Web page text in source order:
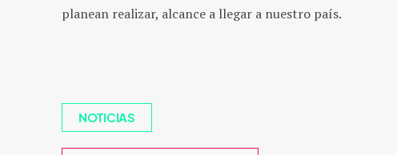
planean realizar, alcance a llegar a nuestro país.
NOTICIAS